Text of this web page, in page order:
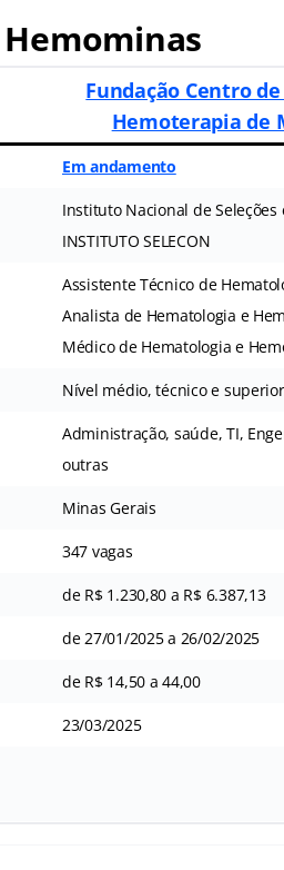
Fundação Centro
Hemoterapia de
Em andamento
Instituto Nacional de Seleções
INSTITUTO SELECON
Assistente Técnico de
Analista de Hematologia e
Médico de Hematologia e
Nível médio, técnico e superior
Administração, saúde, TI,
outras
Minas Gerais
347 vagas
de R$ 1.230,80 a R$ 6.387,13
de 27/01/2025 a 26/02/2025
de R$ 14,50 a 44,00
23/03/2025